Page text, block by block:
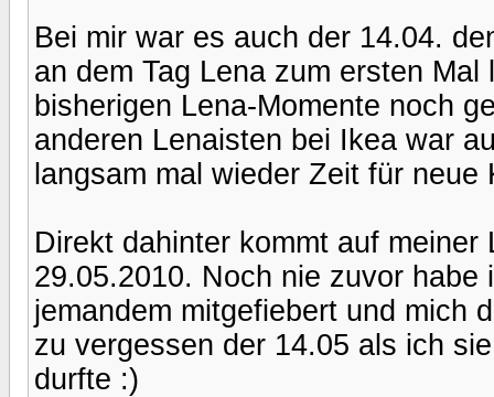
Bei mir war es auch der 14.04.
an dem Tag Lena zum ersten
bisherigen Lena-Momente noch
anderen Lenaisten bei Ikea war
langsam mal wieder Zeit für neue
Direkt dahinter kommt auf
29.05.2010. Noch nie zuvor
jemandem mitgefiebert und mich
zu vergessen der 14.05 als ich
durfte :)